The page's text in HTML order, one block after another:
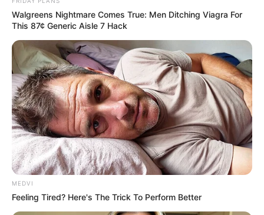
Walgreens Nightmare Comes True: Men Ditching Viagra For
This 87¢ Generic Aisle 7 Hack
MEDVI
Feeling Tired? Here's The Trick To Perform Better